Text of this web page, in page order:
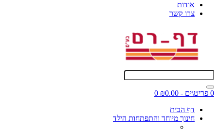
אודות
צרו קשר
0 פריט\ים - ₪0.00
0
דף הבית
חינוך מיוחד והתפתחות הילד